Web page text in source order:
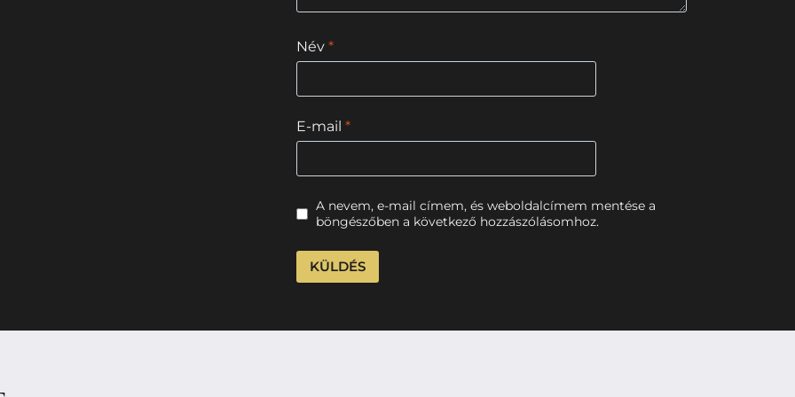
Név *
E-mail *
A nevem, e-mail címem, és weboldalcímem mentése a
böngészőben a következő hozzászólásomhoz.